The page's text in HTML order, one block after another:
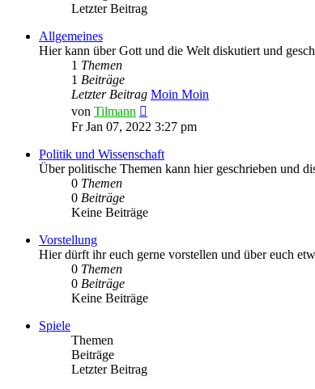
Letzter Beitrag
Allgemeines
Hier kann über Gott und die Welt diskutiert und
1 Themen
1 Beiträge
Letzter Beitrag Moin Moin
von Tilmann
Beitrag
Fr Jan 07, 2022 3:27 pm
Politik und Wissenschaft
Über politische Themen kann hier geschrieben und
0 Themen
0 Beiträge
Keine Beiträge
Vorstellung
Hier dürft ihr euch gerne vorstellen und über euch
0 Themen
0 Beiträge
Keine Beiträge
Spiele
Themen
Beiträge
Letzter Beitrag